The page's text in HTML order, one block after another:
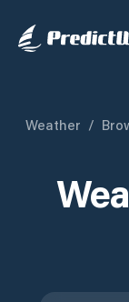
Weather /